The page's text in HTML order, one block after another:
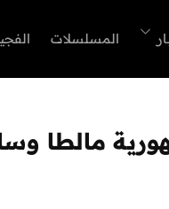
المسلسلات
مالطا